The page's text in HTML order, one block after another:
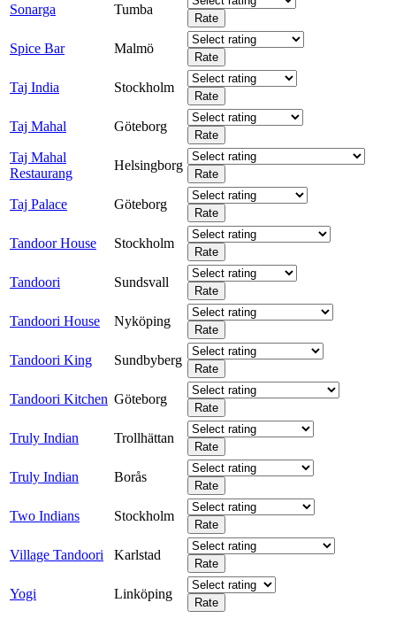
Sonarga Tumba
Spice Bar Malmö
Taj India Stockholm
Taj Mahal Göteborg
Taj Mahal
Restaurang
Helsingborg
Taj Palace Göteborg
Tandoor House Stockholm
Tandoori Sundsvall
Tandoori House Nyköping
Tandoori King Sundbyberg
Tandoori Kitchen Göteborg
Truly Indian Trollhättan
Truly Indian Borås
Two Indians Stockholm
Village Tandoori Karlstad
Yogi Linköping